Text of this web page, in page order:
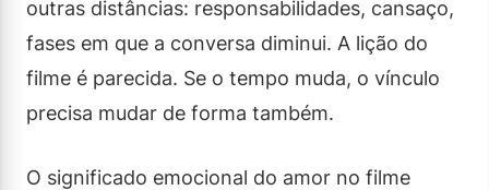
outras distâncias: responsabilidades, cansaço,
fases em que a conversa diminui. A lição do
filme é parecida. Se o tempo muda, o vínculo
precisa mudar de forma também.
O significado emocional do amor no filme